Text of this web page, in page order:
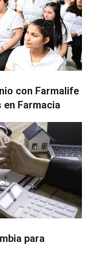
con Farmalife
Farmacia
para